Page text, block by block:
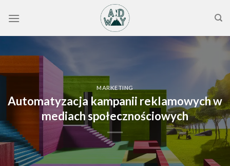
MARKETING
Automatyzacja kampanii reklamowych w
mediach społecznościowych